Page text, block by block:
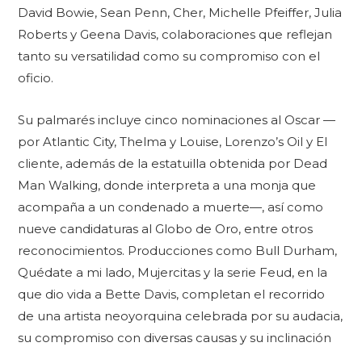
David Bowie, Sean Penn, Cher, Michelle Pfeiffer, Julia
Roberts y Geena Davis, colaboraciones que reflejan
tanto su versatilidad como su compromiso con el
oficio.
Su palmarés incluye cinco nominaciones al Oscar —
por Atlantic City, Thelma y Louise, Lorenzo’s Oil y El
cliente, además de la estatuilla obtenida por Dead
Man Walking, donde interpreta a una monja que
acompaña a un condenado a muerte—, así como
nueve candidaturas al Globo de Oro, entre otros
reconocimientos. Producciones como Bull Durham,
Quédate a mi lado, Mujercitas y la serie Feud, en la
que dio vida a Bette Davis, completan el recorrido
de una artista neoyorquina celebrada por su audacia,
su compromiso con diversas causas y su inclinación